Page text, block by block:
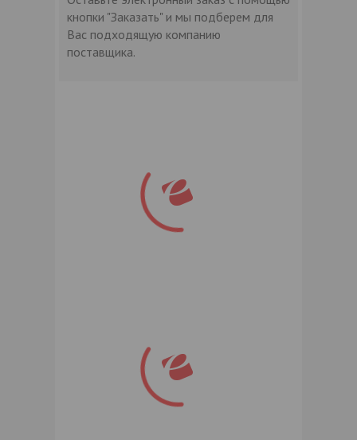
кнопки "Заказать" и мы подберем для
Вас подходящую компанию
поставщика.